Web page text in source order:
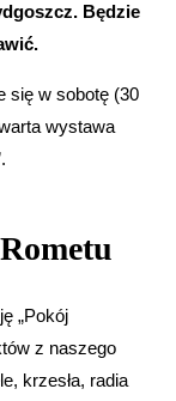
Będzie
się w sobotę (30
wystawa
„Pokój
z naszego
krzesła, radia